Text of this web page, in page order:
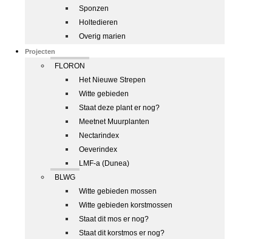
Sponzen
Holtedieren
Overig marien
Projecten
FLORON
Het Nieuwe Strepen
Witte gebieden
Staat deze plant er nog?
Meetnet Muurplanten
Nectarindex
Oeverindex
LMF-a (Dunea)
BLWG
Witte gebieden mossen
Witte gebieden korstmossen
Staat dit mos er nog?
Staat dit korstmos er nog?